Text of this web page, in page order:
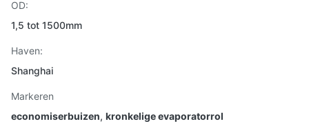
OD:
1,5 tot 1500mm
Haven:
Shanghai
Markeren
economiserbuizen, kronkelige evaporatorrol